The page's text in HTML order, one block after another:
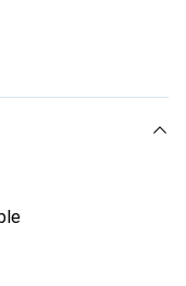
pour votre
est un choix